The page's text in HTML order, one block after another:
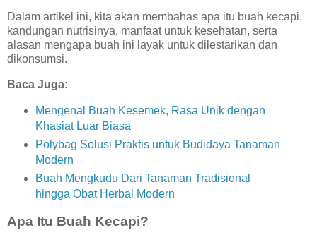
Dalam artikel ini, kita akan membahas apa itu buah kecapi,
kandungan nutrisinya, manfaat untuk kesehatan, serta
alasan mengapa buah ini layak untuk dilestarikan dan
dikonsumsi.
Baca Juga:
Mengenal Buah Kesemek, Rasa Unik dengan
Khasiat Luar Biasa
Polybag Solusi Praktis untuk Budidaya Tanaman
Modern
Buah Mengkudu Dari Tanaman Tradisional
hingga Obat Herbal Modern
Apa Itu Buah Kecapi?